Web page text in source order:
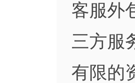
客服外
三方服
有限的